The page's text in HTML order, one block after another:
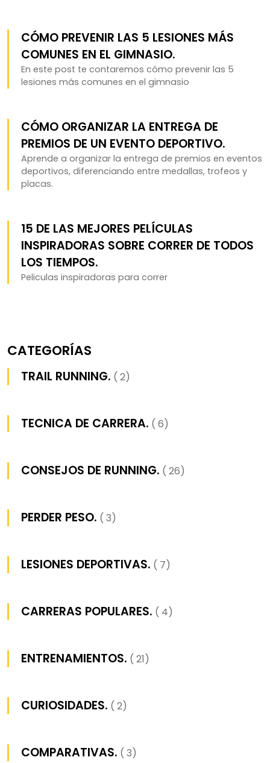
CÓMO PREVENIR LAS 5 LESIONES MÁS
COMUNES EN EL GIMNASIO.
En este post te contaremos cómo prevenir las 5
lesiones más comunes en el gimnasio
CÓMO ORGANIZAR LA ENTREGA DE
PREMIOS DE UN EVENTO DEPORTIVO.
Aprende a organizar la entrega de premios en eventos
deportivos, diferenciando entre medallas, trofeos y
placas.
15 DE LAS MEJORES PELÍCULAS
INSPIRADORAS SOBRE CORRER DE TODOS
LOS TIEMPOS.
Peliculas inspiradoras para correr
CATEGORÍAS
TRAIL RUNNING. ( 2)
TECNICA DE CARRERA. ( 6)
CONSEJOS DE RUNNING. ( 26)
PERDER PESO. ( 3)
LESIONES DEPORTIVAS. ( 7)
CARRERAS POPULARES. ( 4)
ENTRENAMIENTOS. ( 21)
CURIOSIDADES. ( 2)
COMPARATIVAS. ( 3)